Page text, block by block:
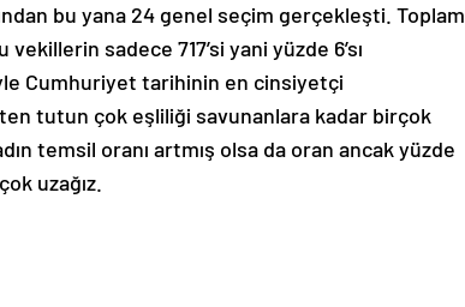
bu yana 24 genel seçim gerçekleşti. Toplam
sadece 717’si yani yüzde 6’sı
Cumhuriyet tarihinin en cinsiyetçi
tutun çok eşliliği savunanlara kadar birçok
temsil oranı artmış olsa da oran ancak yüzde
uzağız.